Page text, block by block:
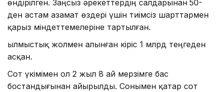
өндірілген. Заңсыз әрекеттердің салдарынан 50-
ден астам азамат өздері үшін тиімсіз шарттармен
қарыз міндеттемелеріне тартылған.
Қылмыстық жолмен алынған кіріс 1 млрд теңгеден
асқан.
Сот үкімімен ол 2 жыл 8 ай мерзімге бас
бостандығынан айырылды. Сонымен қатар сот